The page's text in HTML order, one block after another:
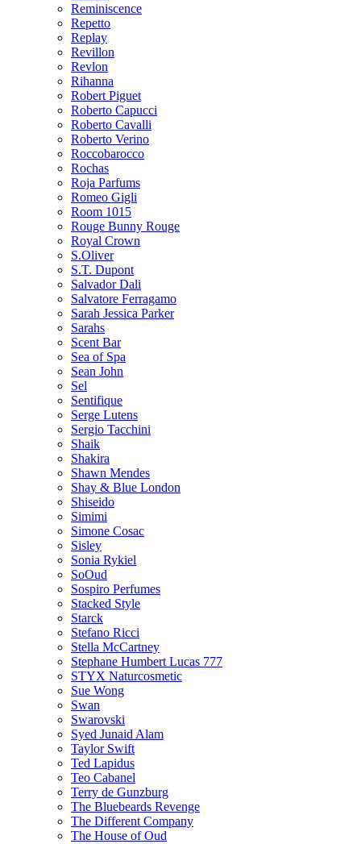
Reminiscence
Repetto
Replay
Revillon
Revlon
Rihanna
Robert Piguet
Roberto Capucci
Roberto Cavalli
Roberto Verino
Roccobarocco
Rochas
Roja Parfums
Romeo Gigli
Room 1015
Rouge Bunny Rouge
Royal Crown
S.Oliver
S.T. Dupont
Salvador Dali
Salvatore Ferragamo
Sarah Jessica Parker
Sarahs
Scent Bar
Sea of Spa
Sean John
Sel
Sentifique
Serge Lutens
Sergio Tacchini
Shaik
Shakira
Shawn Mendes
Shay & Blue London
Shiseido
Simimi
Simone Cosac
Sisley
Sonia Rykiel
SoOud
Sospiro Perfumes
Stacked Style
Starck
Stefano Ricci
Stella McCartney
Stephane Humbert Lucas 777
STYX Naturсosmetic
Sue Wong
Swan
Swarovski
Syed Junaid Alam
Taylor Swift
Ted Lapidus
Teo Cabanel
Terry de Gunzburg
The Bluebeards Revenge
The Different Company
The House of Oud